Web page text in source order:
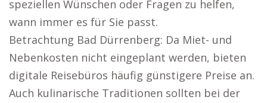
speziellen Wünschen oder Fragen zu helfen,
wann immer es für Sie passt.
Betrachtung Bad Dürrenberg: Da Miet- und
Nebenkosten nicht eingeplant werden, bieten
digitale Reisebüros häufig günstigere Preise an.
Auch kulinarische Traditionen sollten bei der